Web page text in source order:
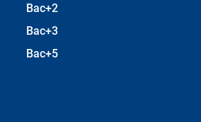
Bac+2
Bac+3
Bac+5